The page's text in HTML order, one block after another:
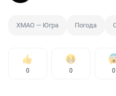
ХМАО — Югра Погода
0 0 0